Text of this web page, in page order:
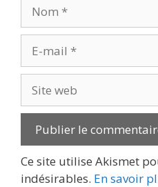
mail
web
Ce site utilise Akismet
indésirables. En savoir